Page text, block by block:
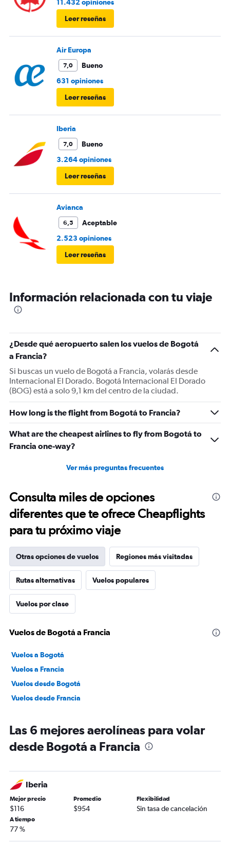
11.432 opiniones
Leer reseñas
Air Europa
7,0
Bueno
631 opiniones
Leer reseñas
Iberia
7,0
Bueno
3.264 opiniones
Leer reseñas
Avianca
6,5
Aceptable
2.523 opiniones
Leer reseñas
Información relacionada con tu viaje
¿Desde qué aeropuerto salen los vuelos de Bogotá
a Francia?
Si buscas un vuelo de Bogotá a Francia, volarás desde
Internacional El Dorado. Bogotá Internacional El Dorado
(BOG) está a solo 9,1 km del centro de la ciudad.
How long is the flight from Bogotá to Francia?
What are the cheapest airlines to fly from Bogotá to
Francia one-way?
Ver más preguntas frecuentes
Consulta miles de opciones
diferentes que te ofrece Cheapflights
para tu próximo viaje
Otras opciones de vuelos Regiones más visitadas
Rutas alternativas Vuelos populares
Vuelos por clase
Vuelos de Bogotá a Francia
Vuelos a Bogotá
Vuelos a Francia
Vuelos desde Bogotá
Vuelos desde Francia
Las 6 mejores aerolíneas para volar
desde Bogotá a Francia
Iberia
Mejor precio
$116
Promedio
$954
Flexibilidad
Sin tasa de cancelación
A tiempo
77 %